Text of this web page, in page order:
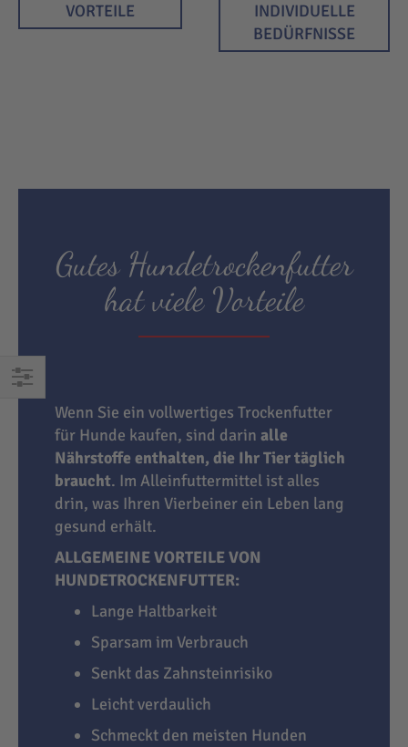
EINKAUFEN
VORTEILE
INDIVIDUELLE
BEDÜRFNISSE
Gutes Hundetrockenfutter
hat viele Vorteile
Wenn Sie ein vollwertiges Trockenfutter
für Hunde kaufen, sind darin alle
Nährstoffe enthalten, die Ihr Tier täglich
braucht. Im Alleinfuttermittel ist alles
drin, was Ihren Vierbeiner ein Leben lang
gesund erhält.
ALLGEMEINE VORTEILE VON
HUNDETROCKENFUTTER:
Lange Haltbarkeit
Sparsam im Verbrauch
Senkt das Zahnsteinrisiko
Leicht verdaulich
Schmeckt den meisten Hunden